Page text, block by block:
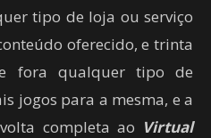
tipo de loja ou serviço
oferecido, e trinta
fora qualquer tipo de
jogos para a mesma, e a
completa ao Virtual